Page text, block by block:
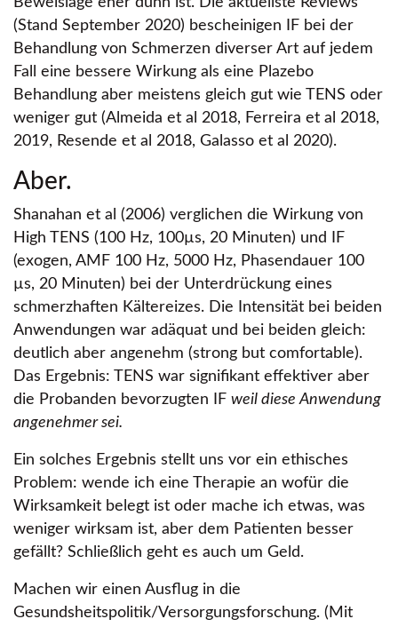
(Stand September 2020) bescheinigen IF bei der
Behandlung von Schmerzen diverser Art auf jedem
Fall eine bessere Wirkung als eine Plazebo
Behandlung aber meistens gleich gut wie TENS oder
weniger gut (Almeida et al 2018, Ferreira et al 2018,
2019, Resende et al 2018, Galasso et al 2020).
Aber.
Shanahan et al (2006) verglichen die Wirkung von
High TENS (100 Hz, 100µs, 20 Minuten) und IF
(exogen, AMF 100 Hz, 5000 Hz, Phasendauer 100
µs, 20 Minuten) bei der Unterdrückung eines
schmerzhaften Kältereizes. Die Intensität bei beiden
Anwendungen war adäquat und bei beiden gleich:
deutlich aber angenehm (strong but comfortable).
Das Ergebnis: TENS war signifikant effektiver aber
die Probanden bevorzugten IF weil diese Anwendung
angenehmer sei.
Ein solches Ergebnis stellt uns vor ein ethisches
Problem: wende ich eine Therapie an wofür die
Wirksamkeit belegt ist oder mache ich etwas, was
weniger wirksam ist, aber dem Patienten besser
gefällt? Schließlich geht es auch um Geld.
Machen wir einen Ausflug in die
Gesundsheitspolitik/Versorgungsforschung. (Mit